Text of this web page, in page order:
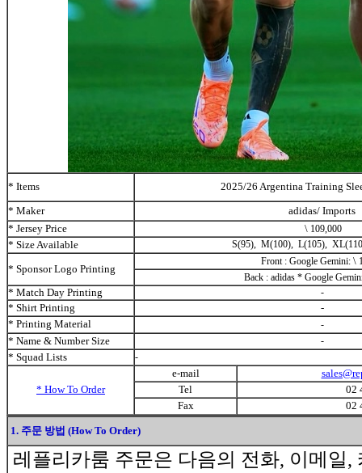
* Items
2025/26 Argentina Training
* Maker
adidas/ Imports
* Jersey Price
\ 109,000
* Size Available S(95), M(100), L(105),
* Sponsor Logo Printing
Front : Google Gemini: \
Back : adidas * Google
* Match Day Printing -
* Shirt Printing
-
* Printing Material
-
* Name & Number Size -
* Squad Lists -
* How To Order
e-mail
Tel
02
Fax
02
1. 주문 방법 (How To Order)
레플리카룸 주문은 다음의 전화, 이메일